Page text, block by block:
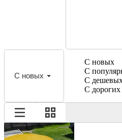
С новых
С новых
С
С
С дорогих